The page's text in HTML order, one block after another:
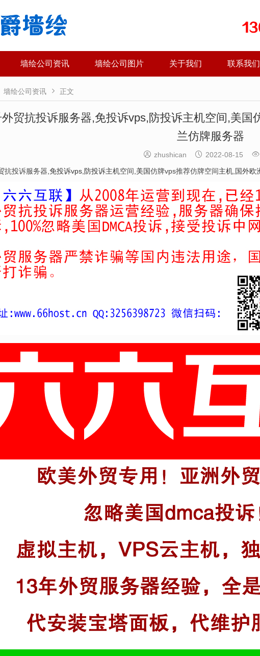
墙绘公司资讯 墙绘公司图片 关于我们 联系我们
墙绘公司资讯  正文
贸抗投诉服务器,免投诉vps,防投诉主机空间,美国
兰仿牌服务器
 zhushican  2022-08-15 
抗投诉服务器 ,免投诉vps,防投诉主机空间 ,美国仿牌vps推荐仿牌空间主机,国外欧